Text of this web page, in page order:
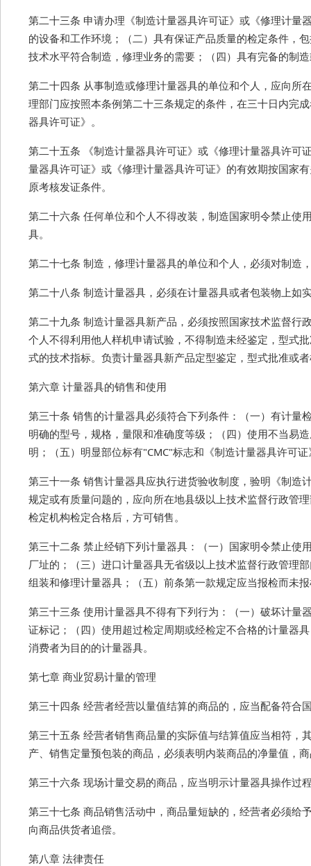
第二十三条 申请办理《制造计量器具许可证》或《修理计量
的设备和工作环境；（二）具有保证产品质量的检定条件，
技术水平符合制造，修理业务的需要；（四）具有完备的制
第二十四条 从事制造或修理计量器具的单位和个人，应向所
理部门应按照本条例第二十三条规定的条件，在三十日内完
器具许可证》。
第二十五条 《制造计量器具许可证》或《修理计量器具许可
量器具许可证》或《修理计量器具许可证》的有效期按国家
原考核发证条件。
第二十六条 任何单位和个人不得改装，制造国家明令禁止使
具。
第二十七条 制造，修理计量器具的单位和个人，必须对制造
第二十八条 制造计量器具，必须在计量器具或者包装物上如
第二十九条 制造计量器具新产品，必须按照国家技术监督行
个人不得利用他人样机申请试验，不得制造未经鉴定，型式
式的技术指标。负责计量器具新产品定型鉴定，型式批准或
第六章 计量器具的销售和使用
第三十条 销售的计量器具必须符合下列条件：（一）有计量
明确的型号，规格，量限和准确度等级；（四）使用不当易
明；（五）明显部位标有"CMC"标志和《制造计量器具许可
第三十一条 销售计量器具应执行进货验收制度，验明《制造
规定或有质量问题的，应向所在地县级以上技术监督行政管
检定机构检定合格后，方可销售。
第三十二条 禁止经销下列计量器具：（一）国家明令禁止使
厂址的；（三）进口计量器具无省级以上技术监督行政管理
组装和修理计量器具；（五）前条第一款规定应当报检而未
第三十三条 使用计量器具不得有下列行为：（一）破坏计量
证标记；（四）使用超过检定周期或经检定不合格的计量器
消费者为目的的计量器具。
第七章 商业贸易计量的管理
第三十四条 经营者经营以量值结算的商品的，应当配备符合
第三十五条 经营者销售商品量的实际值与结算值应当相符，
产、销售定量预包装的商品，必须表明内装商品的净量值，
第三十六条 现场计量交易的商品，应当明示计量器具操作过
第三十七条 商品销售活动中，商品量短缺的，经营者必须给
向商品供货者追偿。
第八章 法律责任